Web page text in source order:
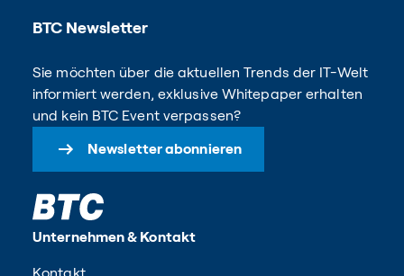
BTC Newsletter
Sie möchten über die aktuellen Trends der IT-Welt
informiert werden, exklusive Whitepaper erhalten
und kein BTC Event verpassen?
Newsletter abonnieren
Unternehmen & Kontakt
Kontakt